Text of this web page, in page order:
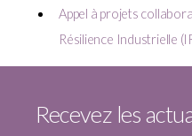
Appel à projets
Résilience Industrielle
Recevez les